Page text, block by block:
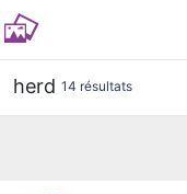
herd 14 résultats